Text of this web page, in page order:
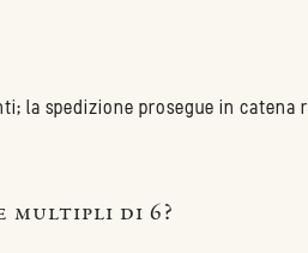
la spedizione prosegue in
multipli di 6?